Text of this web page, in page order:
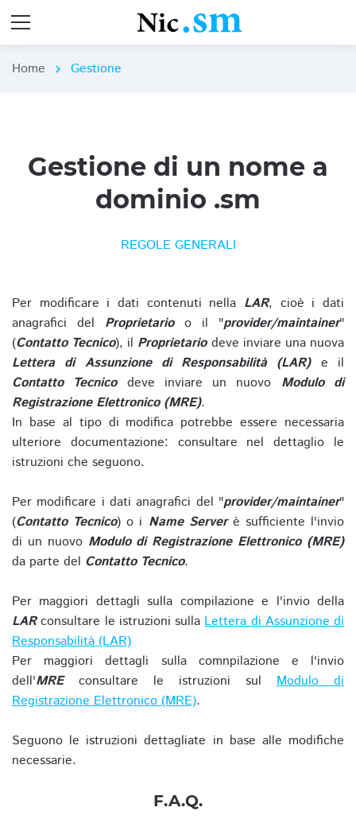
Home chevron_right Gestione
Gestione di un nome a
dominio .sm
REGOLE GENERALI
Per modificare i dati contenuti nella LAR, cioè i dati
anagrafici del Proprietarioo il "provider/maintainer"
(Contatto Tecnico), il Proprietariodeve inviare una nuova
Lettera di Assunzione di Responsabilità (LAR)e il
Contatto Tecnicodeve inviare un nuovo Modulo di
Registrazione Elettronico (MRE).
In base al tipo di modifica potrebbe essere necessaria
ulteriore documentazione: consultare nel dettaglio le
istruzioni che seguono.
Per modificare i dati anagrafici del "provider/maintainer"
(Contatto Tecnico) o i Name Serverè sufficiente l'invio
di un nuovo Modulo di Registrazione Elettronico (MRE)
da parte del Contatto Tecnico.
Per maggiori dettagli sulla compilazione e l'invio della
LARconsultare le istruzioni sullaLettera di Assunzione di
Responsabilità (LAR)
Per maggiori dettagli sulla comnpilazione e l'invio
dell'MREconsultare le istruzioni sul Modulo di
Registrazione Elettronico (MRE).
Seguono le istruzioni dettagliate in base alle modifiche
necessarie.
F.A.Q.